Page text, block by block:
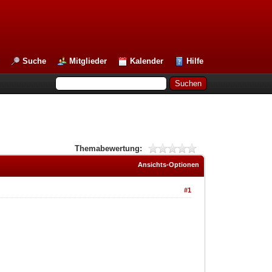
Suche Mitglieder Kalender Hilfe
Themabewertung:
Ansichts-Optionen
#1